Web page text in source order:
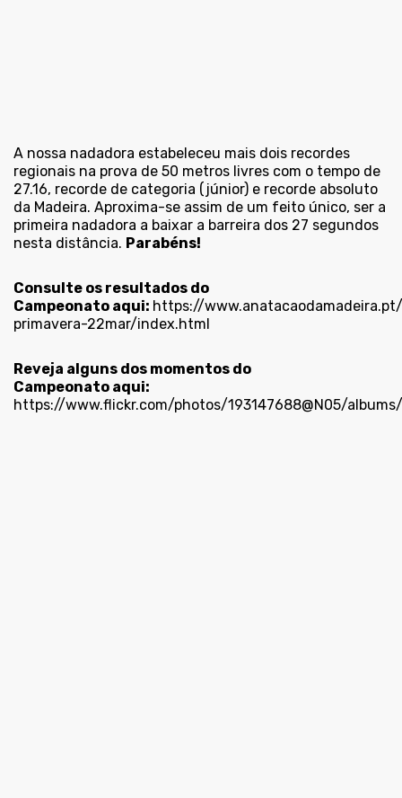
A nossa nadadora estabeleceu mais dois recordes
regionais na prova de 50 metros livres com o tempo de
27.16, recorde de categoria (júnior) e recorde absoluto
da Madeira. Aproxima-se assim de um feito único, ser a
primeira nadadora a baixar a barreira dos 27 segundos
nesta distância. Parabéns!
Consulte os resultados do
Campeonato aqui: https://
primavera-22mar/index.html
Reveja alguns dos momentos do
Campeonato aqui:
https://www.flickr.com/photos/193147688@N05/